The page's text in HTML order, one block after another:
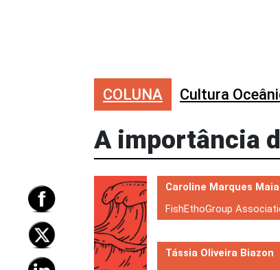
COLUNA Cultura
A importância
Caroline Marques Maia
FishEthoGroup
Tássia Oliveira Biazon